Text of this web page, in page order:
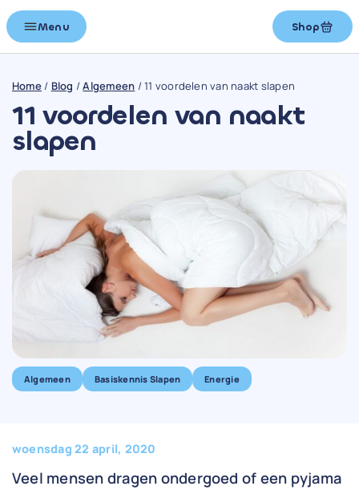
Menu Shop
Home/ Blog /Algemeen /11 voordelen van naakt slapen
11 voordelen van naakt
slapen
Algemeen Basiskennis Slapen Energie
woensdag 22 april, 2020
Veel mensen dragen ondergoed of een pyjama